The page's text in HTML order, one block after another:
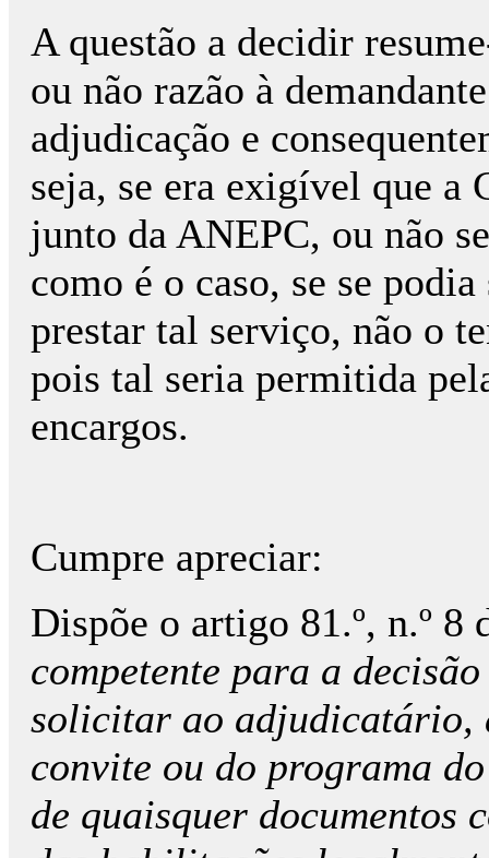
A questão a decidir
ou não razão à
adjudicação e
seja, se era exigível que a
junto da ANEPC, ou não
como é o caso, se se
prestar tal serviço, não o
pois tal seria permitida
encargos.
Cumpre apreciar:
Dispõe o artigo 81.º, n.º 8
competente para a
solicitar ao adjudicatário,
convite ou do programa
de quaisquer documentos